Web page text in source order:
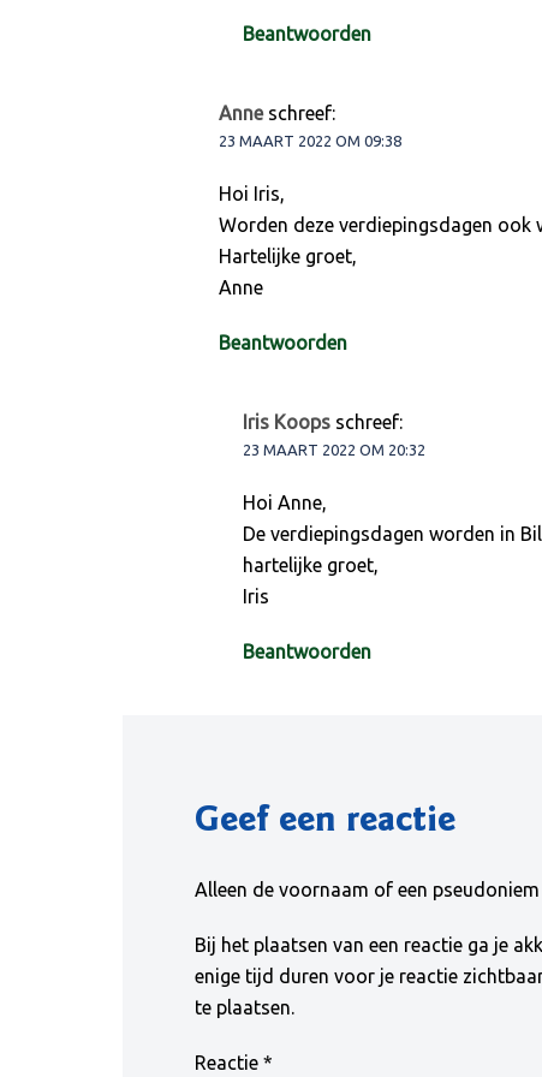
Beantwoorden
Anne schreef:
23 MAART 2022 OM 09:38
Hoi Iris,
Worden deze verdiepingsdagen ook
Hartelijke groet,
Anne
Beantwoorden
Iris Koops schreef:
23 MAART 2022 OM 20:32
Hoi Anne,
De verdiepingsdagen worden in
hartelijke groet,
Iris
Beantwoorden
Geef een reactie
Alleen de voornaam of een
Bij het plaatsen van een reactie ga je
enige tijd duren voor je reactie
te plaatsen.
Reactie *